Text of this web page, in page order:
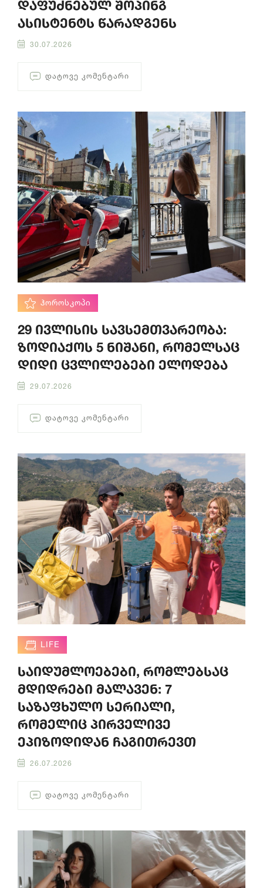
დაფუძნებულ შოპინგ
ასისტენტს წარადგენს
30.07.2026
ᲓᲐᲢᲝᲕᲔ ᲙᲝᲛᲔᲜᲢᲐᲠᲘ
ᲰᲝᲠᲝᲡᲙᲝᲞᲘ
29 ივლისის სავსემთვარეობა:
ზოდიაქოს 5 ნიშანი, რომელსაც
დიდი ცვლილებები ელოდება
29.07.2026
ᲓᲐᲢᲝᲕᲔ ᲙᲝᲛᲔᲜᲢᲐᲠᲘ
LIFE
საიდუმლოებები, რომლებსაც
მდიდრები მალავენ: 7
საზაფხულო სერიალი,
რომელიც პირველივე
ეპიზოდიდან ჩაგითრევთ
26.07.2026
ᲓᲐᲢᲝᲕᲔ ᲙᲝᲛᲔᲜᲢᲐᲠᲘ